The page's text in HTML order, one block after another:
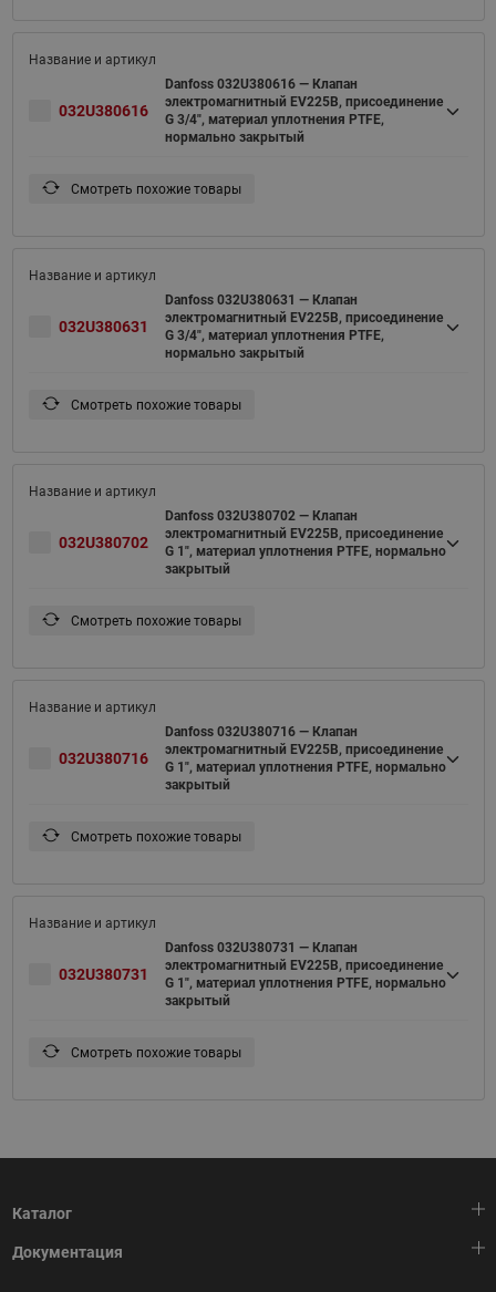
032U380616
Danfoss 032U380616 — Клапан
электромагнитный EV225B, присоединение
G 3/4", материал уплотнения PTFE,
нормально закрытый
Смотреть похожие товары
032U380631
Danfoss 032U380631 — Клапан
электромагнитный EV225B, присоединение
G 3/4", материал уплотнения PTFE,
нормально закрытый
Смотреть похожие товары
032U380702
Danfoss 032U380702 — Клапан
электромагнитный EV225B, присоединение
G 1", материал уплотнения PTFE, нормально
закрытый
Смотреть похожие товары
032U380716
Danfoss 032U380716 — Клапан
электромагнитный EV225B, присоединение
G 1", материал уплотнения PTFE, нормально
закрытый
Смотреть похожие товары
032U380731
Danfoss 032U380731 — Клапан
электромагнитный EV225B, присоединение
G 1", материал уплотнения PTFE, нормально
закрытый
Смотреть похожие товары
Каталог
Тепловая автоматика
Документация